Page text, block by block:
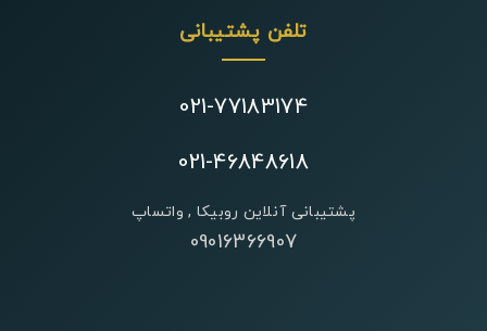
تلفن پشتیبانی
021-77183174
021-46848618
پشتیبانی آنلاین روبیکا , واتساپ
09016366907